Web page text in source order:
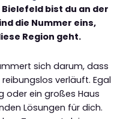
Bielefeld bist du an der
die Nummer eins,
Region geht.
sich darum, dass
verläuft. Egal
oder ein großes Haus
Lösungen für dich.